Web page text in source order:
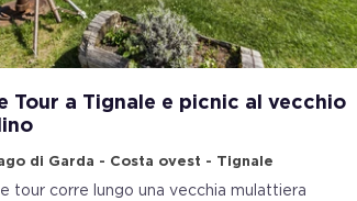
Tour a Tignale e picnic al vecchio
di Garda - Costa ovest - Tignale
tour corre lungo una vecchia mulattiera